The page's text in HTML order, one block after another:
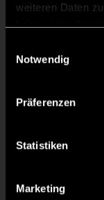
weiteren Daten
Notwendig
Präferenzen
Statistiken
Marketing
32' TOR